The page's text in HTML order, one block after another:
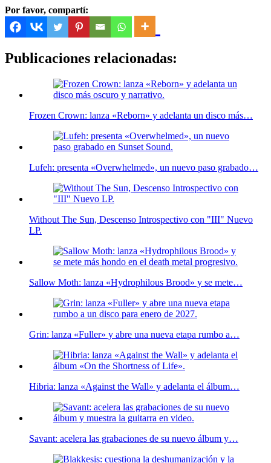
Por favor, compartí:
Publicaciones relacionadas:
Frozen Crown: lanza «Reborn» y adelanta un disco más…
Lufeh: presenta «Overwhelmed», un nuevo paso grabado…
Without The Sun, Descenso Introspectivo con "III" Nuevo
LP.
Sallow Moth: lanza «Hydrophilous Brood» y se mete…
Grin: lanza «Fuller» y abre una nueva etapa rumbo a…
Hibria: lanza «Against the Wall» y adelanta el álbum…
Savant: acelera las grabaciones de su nuevo álbum y…